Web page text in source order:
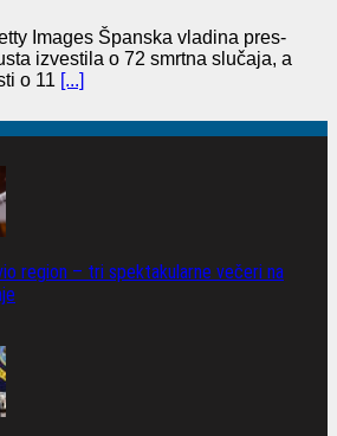
Images Španska vladina pres-
izvestila o 72 smrtna slučaja, a
o 11 [...]
region – tri spektakularne večeri na